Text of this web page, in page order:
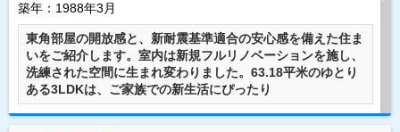
築年：1988年3月
東角部屋の開放感と、新耐震基準適合の安心感を備えた住ま
いをご紹介します。室内は新規フルリノベーションを施し、
洗練された空間に生まれ変わりました。63.18平米のゆとり
ある3LDKは、ご家族での新生活にぴったり